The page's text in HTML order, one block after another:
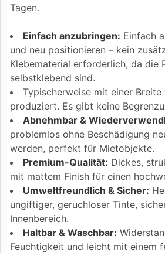
Tagen.
Einfach anzubringen: Einfach
und neu positionieren – kein
Klebematerial erforderlich, da die
selbstklebend sind.
Typischerweise mit einer
produziert. Es gibt keine
Abnehmbar &
problemlos ohne Beschädigung
werden, perfekt für Mietobjekte.
Premium-Qualität: Dickes,
mit mattem Finish für einen
Umweltfreundlich & Sicher:
ungiftiger, geruchloser Tinte,
Innenbereich.
Haltbar & Waschbar:
Feuchtigkeit und leicht mit einem